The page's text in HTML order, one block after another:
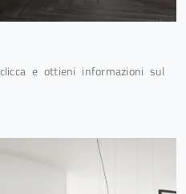
e ottieni informazioni sul